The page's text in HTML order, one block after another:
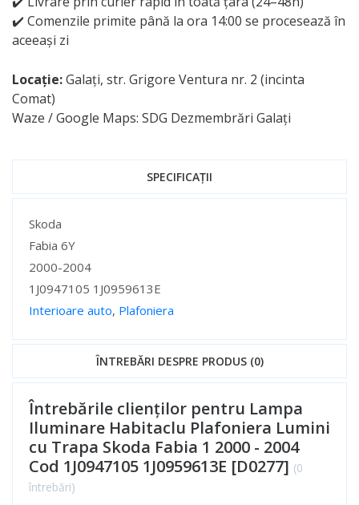
✔️ Comenzile primite până la ora 14:00 se procesează în
aceeași zi
Locație:Galați, str. Grigore Ventura nr. 2 (incinta
Comat)
Waze / Google Maps: SDG Dezmembrări Galați
SPECIFICAȚII
Specificații
Skoda
Fabia 6Y
2000-2004
1J0947105 1J0959613E
Interioare auto, Plafoniera
ÎNTREBĂRI DESPRE PRODUS (0)
Întrebările clienților pentru Lampa
Iluminare Habitaclu Plafoniera Lumini
cu Trapa Skoda Fabia 1 2000 - 2004
Cod 1J0947105 1J0959613E [D0277] (0
întrebări)